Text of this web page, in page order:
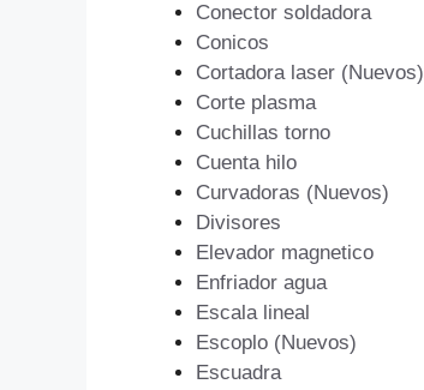
Conector soldadora
Conicos
Cortadora laser (Nuevos)
Corte plasma
Cuchillas torno
Cuenta hilo
Curvadoras (Nuevos)
Divisores
Elevador magnetico
Enfriador agua
Escala lineal
Escoplo (Nuevos)
Escuadra